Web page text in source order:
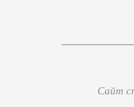
Сайт